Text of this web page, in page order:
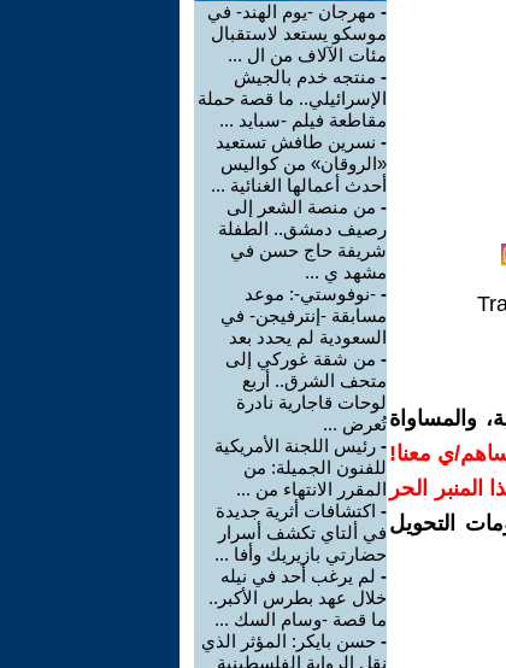
والمساواة
ي معنا!
المنبر الحر
التحويل
- مهرجان -يوم الهند- في
موسكو يستعد لاستقبال
مئات الآلاف من ال ...
- منتجه خدم بالجيش
الإسرائيلي.. ما قصة حملة
مقاطعة فيلم -سبايد ...
- نسرين طافش تستعيد
«الروقان» من كواليس
أحدث أعمالها الغنائية ...
- من منصة الشعر إلى
رصيف دمشق.. الطفلة
شريفة حاج حسن في
مشهد ي ...
- -نوفوستي-: موعد
مسابقة -إنترفيجن- في
السعودية لم يحدد بعد
- من شقة غوركي إلى
متحف الشرق.. أربع
لوحات قاجارية نادرة
تُعرض ...
- رئيس اللجنة الأمريكية
للفنون الجميلة: من
المقرر الانتهاء من ...
- اكتشافات أثرية جديدة
في ألتاي تكشف أسرار
حضارتي بازيريك وأفا ...
- لم يرغب أحد في نيله
خلال عهد بطرس الأكبر..
ما قصة -وسام السك ...
- حسن بايكر: المؤثر الذي
نقل الرواية الفلسطينية